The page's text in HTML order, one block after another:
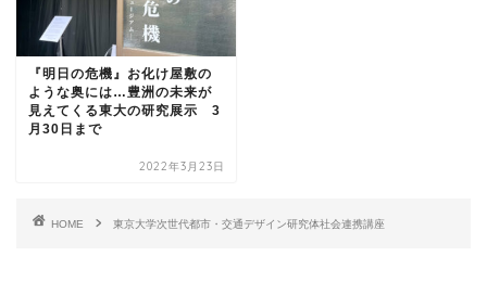
『明日の危機』お化け屋敷の
ような奥には…豊洲の未来が
見えてくる東大の研究展示 3
月30日まで
2022年3月23日
HOME 東京大学次世代都市・交通デザイン研究体社会連携講座